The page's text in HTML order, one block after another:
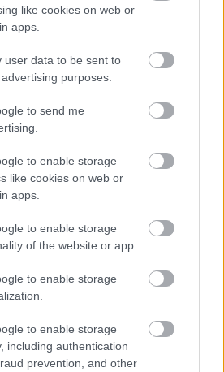
like cookies on web or
apps.
user data to be sent to
purposes.
to send me
to enable storage
like cookies on web or
apps.
to enable storage
of the website or app.
to enable storage
to enable storage
including authentication
prevention, and other
του πληθωρισμού
και την ανατολική
καταστροφές που έχουν
Παλαιοφάρσαλο –
εκτός λειτουργίας,